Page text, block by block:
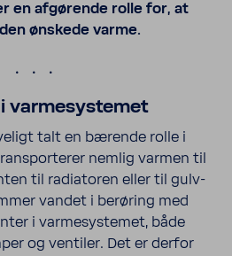
en afgørende rolle for, at
ønskede varme.
.
varme­sy­stemet
talt en bærende rolle i
nemlig varmen til
til radi­a­toren eller til gulv­
vandet i berøring med
i varme­sy­stemet, både
og ventiler. Det er derfor